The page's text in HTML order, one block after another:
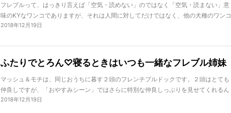
に普段より少し特別な1日を過ごしたいもの。そこで今回は“クリスマス直前！ブヒと
過ごすHappyアイデア”を特集します。
フレブルって、はっきり言えば「空気・読めない」のではなく「空気・読まない」意
味のKYなワンコでありますが、それは人間に対してだけではなく、他の犬種のワンコ
や生き物に対しても同じ対応をしますよね。そんな部分が時に煙たがられてしまうこ
ない！ということで、「空気・読まない」状況で相手との距離感を誤ってしまったフ
レブルたちをご紹介します！
2018年12月19日
ふたりでとろん♡寝るときはいつも一緒なフレブル姉妹
マッシュ＆モチは、同じおうちに暮す２頭のフレンチブルドックです。２頭はとても
仲良しですが、「おやすみシーン」ではさらに特別な仲良しっぷりを見せてくれるん
ですよ。
2018年12月19日